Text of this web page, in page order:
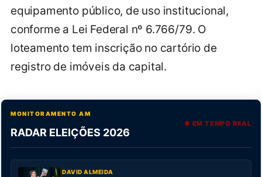
equipamento público, de uso institucional,
conforme a Lei Federal nº 6.766/79. O
loteamento tem inscrição no cartório de
registro de imóveis da capital.
MONITORAMENTO AM
RADAR ELEIÇÕES 2026
● EM TEMPO REAL
DAVID ALMEIDA